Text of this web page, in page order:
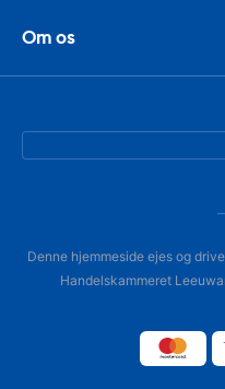
Om os
Denne hjemmeside ejes og
Handelskammeret